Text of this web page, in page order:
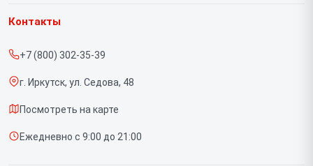
Срочный ремонт
Доставка и способы оплаты
Диагностика
Контакты
Ноутбуков
Контакты
+7 (800) 302-35-39
г. Иркутск, ул. Седова, 48
Посмотреть на карте
Ежедневно с 9:00 до 21:00